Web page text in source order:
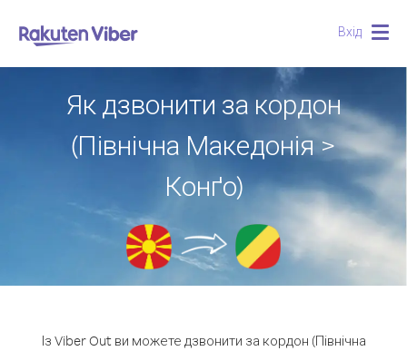
Вхід
Як дзвонити за кордон
(Північна Македонія >
Конґо)
Із Viber Out ви можете дзвонити за кордон (Північна